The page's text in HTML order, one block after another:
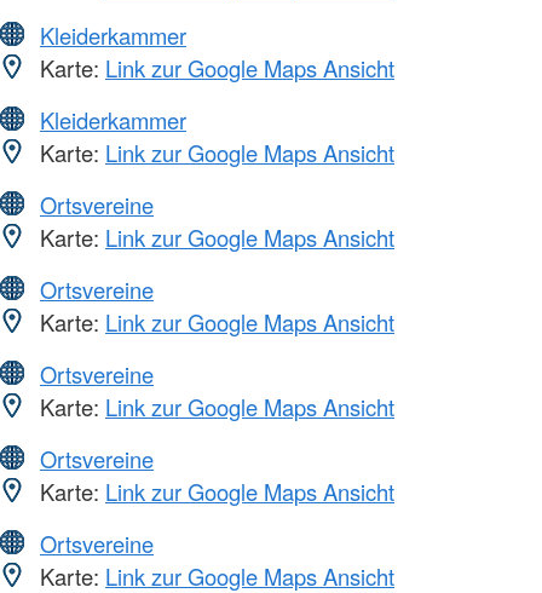
Kleiderkammer
Karte: Link zur Google Maps Ansicht
Kleiderkammer
Karte: Link zur Google Maps Ansicht
Ortsvereine
Karte: Link zur Google Maps Ansicht
Ortsvereine
Karte: Link zur Google Maps Ansicht
Ortsvereine
Karte: Link zur Google Maps Ansicht
Ortsvereine
Karte: Link zur Google Maps Ansicht
Ortsvereine
Karte: Link zur Google Maps Ansicht